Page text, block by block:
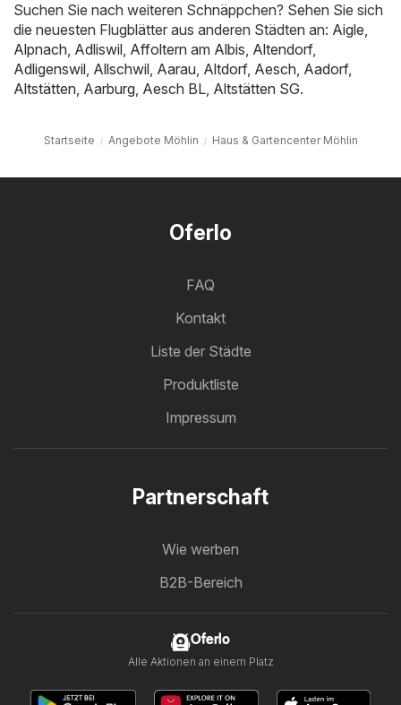
Suchen Sie nach weiteren Schnäppchen? Sehen Sie sich
die neuesten Flugblätter aus anderen Städten an: Aigle,
Alpnach, Adliswil, Affoltern am Albis, Altendorf,
Adligenswil, Allschwil, Aarau, Altdorf, Aesch, Aadorf,
Altstätten, Aarburg, Aesch BL, Altstätten SG.
Startseite Angebote Möhlin Haus & Gartencenter Möhlin
Oferlo
FAQ
Kontakt
Liste der Städte
Produktliste
Impressum
Partnerschaft
Wie werben
B2B-Bereich
Oferlo
Alle Aktionen an einem Platz